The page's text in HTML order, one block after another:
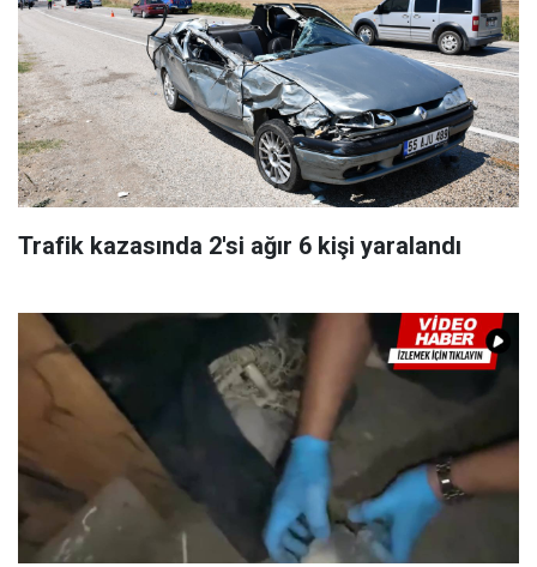
Trafik kazasında 2'si ağır 6 kişi yaralandı